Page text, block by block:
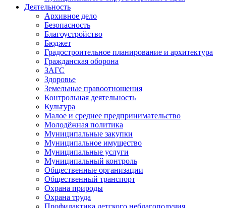
Деятельность
Архивное дело
Безопасность
Благоустройство
Бюджет
Градостроительное планирование и архитектура
Гражданская оборона
ЗАГС
Здоровье
Земельные правоотношения
Контрольная деятельность
Культура
Малое и среднее предпринимательство
Молодёжная политика
Муниципальные закупки
Муниципальное имущество
Муниципальные услуги
Муниципальный контроль
Общественные организации
Общественный транспорт
Охрана природы
Охрана труда
Профилактика детского неблагополучия